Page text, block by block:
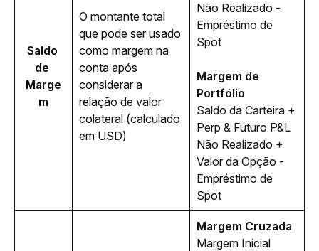
Saldo
de
Marge
m
O montante total
que pode ser usado
como margem na
conta após
considerar a
relação de valor
colateral (calculado
em USD)
Não Realizado -
Empréstimo de
Spot
Margem de
Portfólio
Saldo da Carteira +
Perp & Futuro P&L
Não Realizado +
Valor da Opção -
Empréstimo de
Spot
Margem Cruzada
Margem Inicial